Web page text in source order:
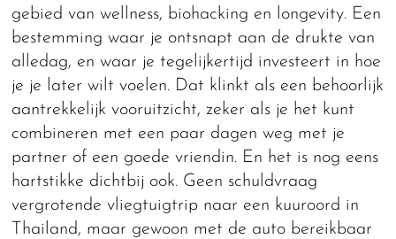
gebied van wellness, biohacking en longevity. Een
bestemming waar je ontsnapt aan de drukte van
alledag, en waar je tegelijkertijd investeert in hoe
je je later wilt voelen. Dat klinkt als een behoorlijk
aantrekkelijk vooruitzicht, zeker als je het kunt
combineren met een paar dagen weg met je
partner of een goede vriendin. En het is nog eens
hartstikke dichtbij ook. Geen schuldvraag
vergrotende vliegtuigtrip naar een kuuroord in
Thailand, maar gewoon met de auto bereikbaar